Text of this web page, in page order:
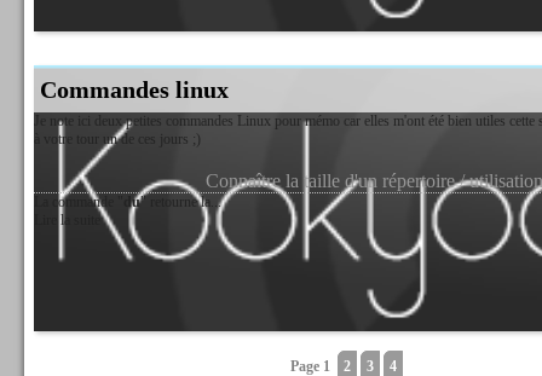
Commandes linux
Je note ici deux petites commandes Linux pour mémo car elles m'ont été bien utiles
à votre tour un de ces jours ;)
Connaître la taille d'un répertoire /
La commande " du" retourne la...
Lire la suite
Page 1 2 3 4